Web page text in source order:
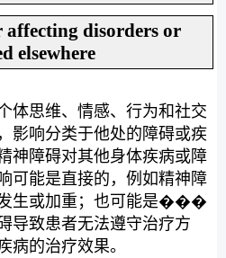
disorders or
elsewhere
体思维、情感、行为和社交
影响分类于他处的障碍或疾
神障碍对其他身体疾病或障
可能是直接的，例如精神障
生或加重；也可能是���
导致患者无法遵守治疗方
病的治疗效果。